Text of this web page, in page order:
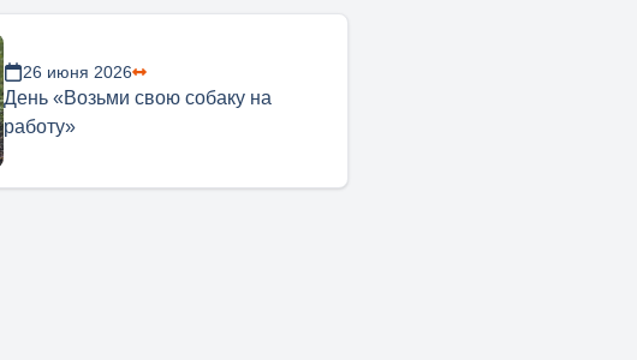
26 июня 2026
День «Возьми свою собаку на
работу»